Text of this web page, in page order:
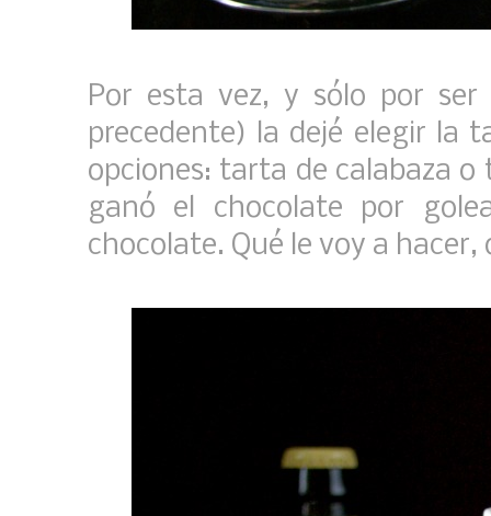
Por esta vez, y sólo por
precedente) la dejé elegir la
opciones: tarta de calabaza
ganó el chocolate por
chocolate. Qué le voy a